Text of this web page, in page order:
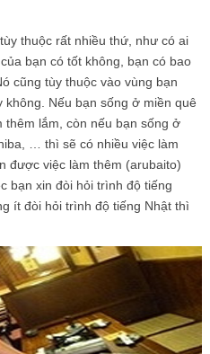
thuộc rất nhiều thứ, như có ai
bạn có tốt không, bạn có bao
cũng tùy thuộc vào vùng bạn
Nếu bạn sống ở miền quê
thêm lắm, còn nếu bạn sống ở
… thì sẽ có nhiều việc làm
được việc làm thêm (arubaito)
bạn xin đòi hỏi trình độ tiếng
ít đòi hỏi trình độ tiếng Nhật thì